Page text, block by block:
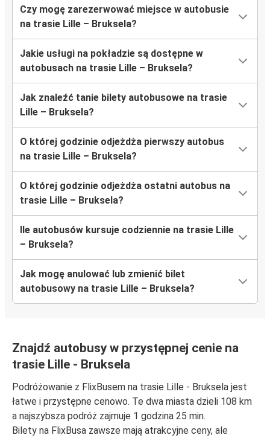
Czy mogę zarezerwować miejsce w autobusie
na trasie Lille – Bruksela?
Jakie usługi na pokładzie są dostępne w
autobusach na trasie Lille – Bruksela?
Jak znaleźć tanie bilety autobusowe na trasie
Lille – Bruksela?
O której godzinie odjeżdża pierwszy autobus
na trasie Lille – Bruksela?
O której godzinie odjeżdża ostatni autobus na
trasie Lille – Bruksela?
Ile autobusów kursuje codziennie na trasie Lille
– Bruksela?
Jak mogę anulować lub zmienić bilet
autobusowy na trasie Lille – Bruksela?
Znajdź autobusy w przystępnej cenie na
trasie Lille - Bruksela
Podróżowanie z FlixBusem na trasie Lille - Bruksela jest
łatwe i przystępne cenowo. Te dwa miasta dzieli 108 km
a najszybsza podróż zajmuje 1 godzina 25 min.
Bilety na FlixBusa zawsze mają atrakcyjne ceny, ale